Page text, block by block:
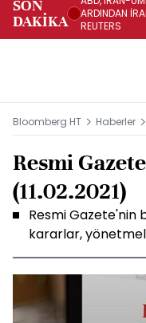
SON
DAKİKA
ARDINDAN
REUTERS
Bloomberg HT Haberler
Resmi
(11.02.2021)
Resmi Gazete'nin
kararlar,